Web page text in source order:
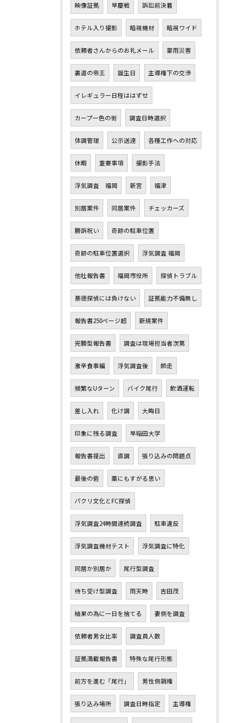
映像証拠 早慶戦 訴訟前決着
ホテル入り撮影 暗視機材 暗視ワイド
依頼者さんからのお礼メール 豪雨災害
裏道の帝王 誕生日 主導権下の交渉
イレギュラー日程ははずせ
カープ一色の街 調査日時選択
体調管理 公示送達 各種工作への対応
休暇 重要事項 撮影手法
浮気調査 福岡 新宮 福津
別居案件 同居案件 チェッカーズ
勝訴祝い 奇跡の駐車位置
奇跡の駐車位置選択 浮気調査 福岡
他社報告書 福岡市役所 探偵トラブル
悪徳探偵には負けない 証拠能力不備無し
報告書250ページ超 新規案件
完勝型報告書 調査は現場担当者次第
激辛食事編 浮気調査後 師走
頻繁なUターン バイク尾行 飲酒運転
差し入れ 化け調 大晦日
印象に残る調査 早稲田大学
報告書提出 直調 張り込みの問題点
最後の砦 藁にもすがる思い
パクリ文化とFC探偵
浮気調査24時間連続調査 駐車違反
浮気調査機材テスト 浮気調査に特化
同居か別居か 尾行型調査
待ち受け型調査 雨天時 吉田茂
結果の為に一日を捨てる 妻側を調査
依頼者男女比率 調査員人数
証拠満載報告書 特殊な尾行形態
前方を進む「尾行」 男性側親権
張り込み場所 調査日時指定 主導権